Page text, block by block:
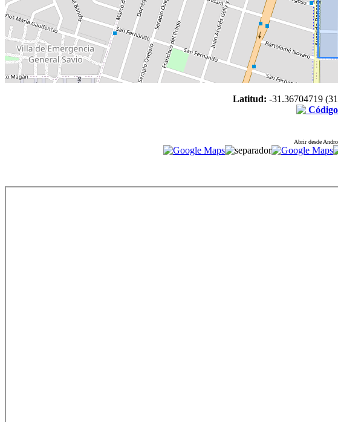
Latitud: -31.36704719
Abrir desde